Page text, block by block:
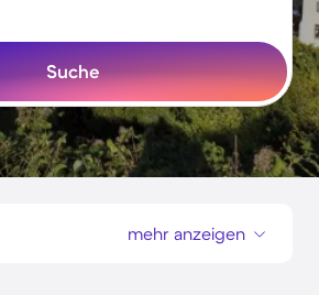
Suche
mehr anzeigen